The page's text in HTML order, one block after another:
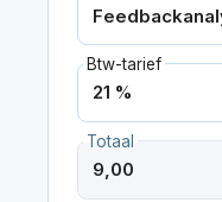
Btw-tarief
Totaal